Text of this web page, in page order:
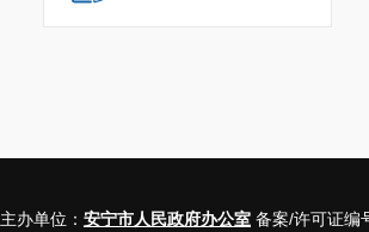
主办单位： 安宁市人民政府办公室 备案/许可证编